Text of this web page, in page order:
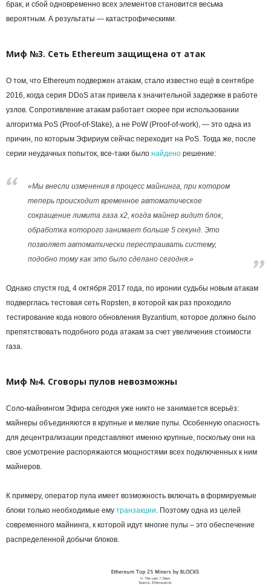
брак, и сбой одновременно всех элементов становится весьма
вероятным. А результаты — катастрофическими.
Миф №3. Сеть Ethereum защищена от атак
О том, что Ethereum подвержен атакам, стало известно ещё в сентябре
2016, когда серия DDoS атак привела к значительной задержке в работе
узлов. Сопротивление атакам работает скорее при использовании
алгоритма PoS (Proof-of-Stake), а не PoW (Proof-of-work), — это одна из
причин, по которым Эфириум сейчас переходит на PoS. Тогда же, после
серии неудачных попыток, все-таки было найдено решение:
«Мы внесли изменения в процесс майнинга, при котором
теперь происходит временное автоматическое
сокращение лимита газа x2, когда майнер видит блок,
обработка которого занимает больше 5 секунд. Это
позволяет автоматически перестраивать систему,
подобно тому как это было сделано сегодня.»
Однако спустя год, 4 октября 2017 года, по иронии судьбы новым атакам
подверглась тестовая сеть Ropsten, в которой как раз проходило
тестирование кода нового обновления Byzantium, которое должно было
препятствовать подобного рода атакам за счет увеличения стоимости
газа.
Миф №4. Сговоры пулов невозможны
Соло-майнингом Эфира сегодня уже никто не занимается всерьёз:
майнеры объединяются в крупные и мелкие пулы. Особенную опасность
для децентрализации представляют именно крупные, поскольку они на
свое усмотрение распоряжаются мощностями всех подключенных к ним
майнеров.
К примеру, оператор пула имеет возможность включать в формируемые
блоки только необходимые ему транзакции. Поэтому одна из целей
современного майнинга, к которой идут многие пулы – это обеспечение
распределенной добычи блоков.